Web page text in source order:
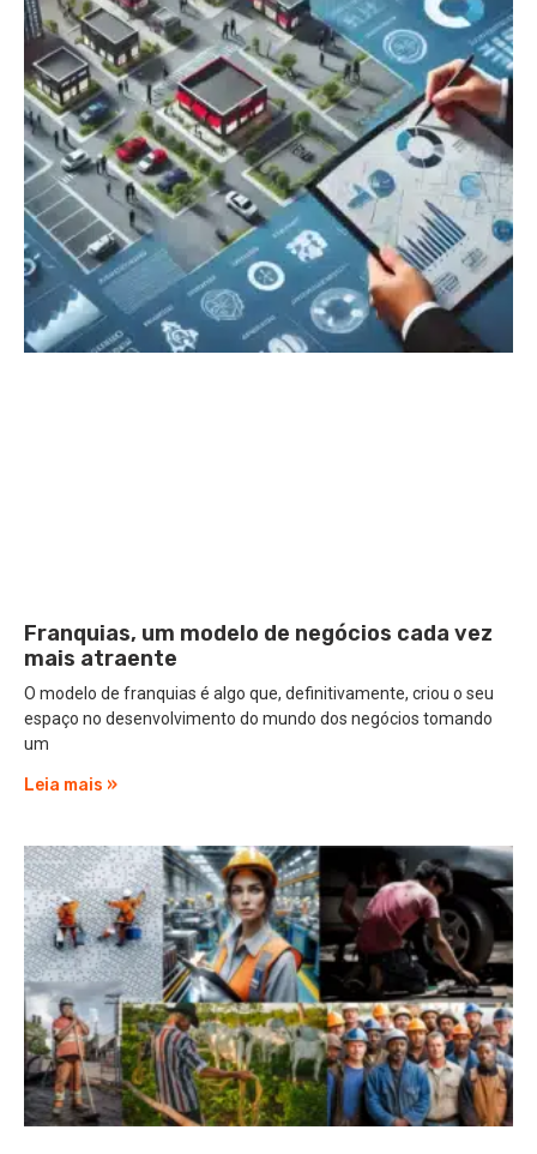
Franquias, um modelo de negócios cada vez
mais atraente
O modelo de franquias é algo que, definitivamente, criou o seu
espaço no desenvolvimento do mundo dos negócios tomando
um
Leia mais »